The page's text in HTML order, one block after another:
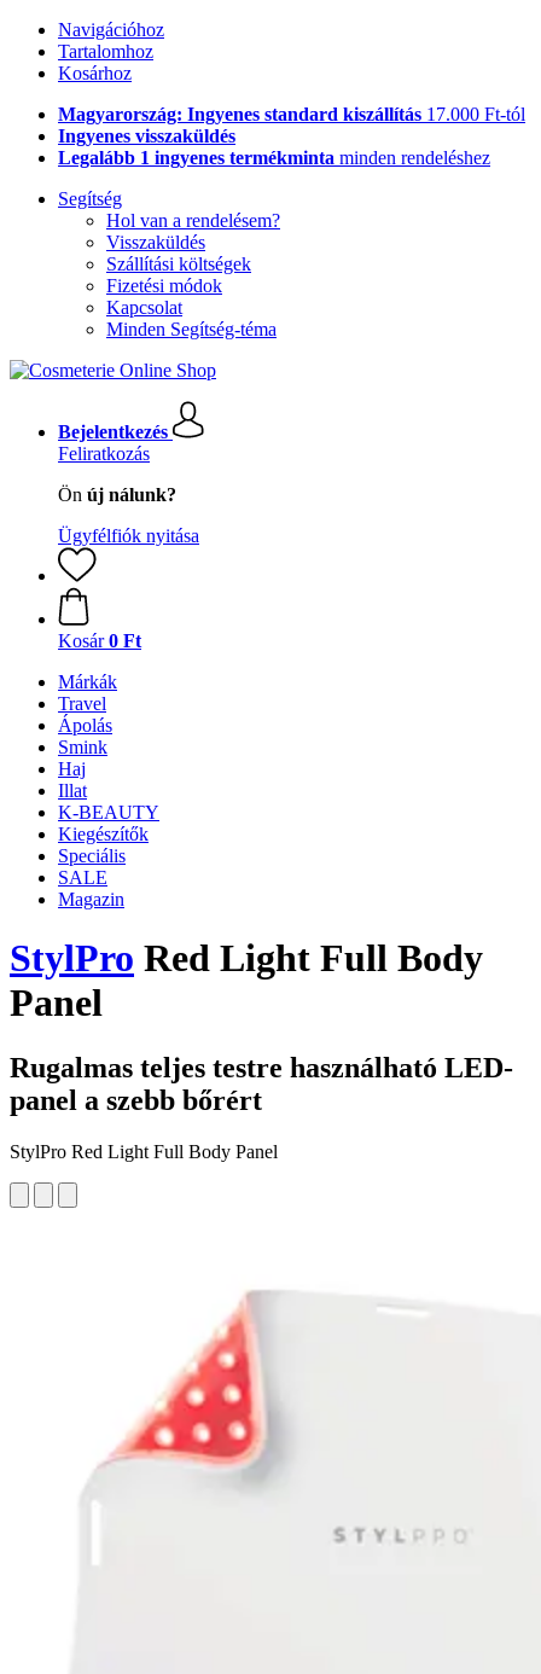
Navigációhoz
Tartalomhoz
Kosárhoz
Magyarország: Ingyenes standard kiszállítás 17.000 Ft-tól
Ingyenes visszaküldés
Legalább 1 ingyenes termékminta minden rendeléshez
Segítség
Hol van a rendelésem?
Visszaküldés
Szállítási költségek
Fizetési módok
Kapcsolat
Minden Segítség-téma
Bejelentkezés
Feliratkozás
Ön új nálunk?
Ügyfélfiók nyitása
Kosár 0 Ft
Márkák
Travel
Ápolás
Smink
Haj
Illat
K-BEAUTY
Kiegészítők
Speciális
SALE
Magazin
StylPro Red Light Full Body
Panel
Rugalmas teljes testre használható LED-
panel a szebb bőrért
StylPro Red Light Full Body Panel